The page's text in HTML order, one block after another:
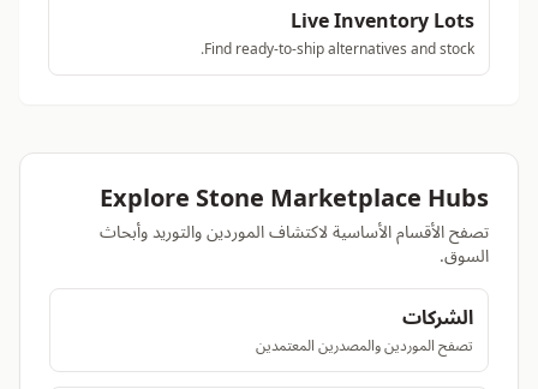
Live Inventory Lots
Find ready-to-ship alternatives and stock.
Explore Stone Marketplace Hubs
تصفح الأقسام الأساسية لاكتشاف الموردين والتوريد وأبحاث
السوق.
الشركات
تصفح الموردين والمصدرين المعتمدين